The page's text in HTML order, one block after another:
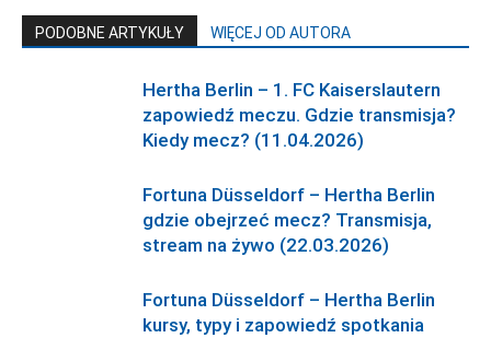
PODOBNE ARTYKUŁY WIĘCEJ OD AUTORA
Hertha Berlin – 1. FC Kaiserslautern
zapowiedź meczu. Gdzie transmisja?
Kiedy mecz? (11.04.2026)
Fortuna Düsseldorf – Hertha Berlin
gdzie obejrzeć mecz? Transmisja,
stream na żywo (22.03.2026)
Fortuna Düsseldorf – Hertha Berlin
kursy, typy i zapowiedź spotkania